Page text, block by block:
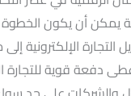
يمكن أن يكون
التجارة الإلكترونية
دفعة قوية للتجارة